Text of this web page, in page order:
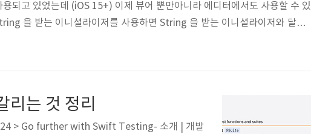
되고 있었는데 (iOS 15+) 이제 뷰어 뿐만아니라 에디터에서도 사용할 수 있
을 받는 이니셜라이저를 사용하면 String 을 받는 이니셜라이저와 달리
rich text editing 을 지원할 수 있다. 맥 OS 는 이렇게 나옴 대부분의 attrib
는 것 정리
> Go further with Swift Testing- 소개 | 개발